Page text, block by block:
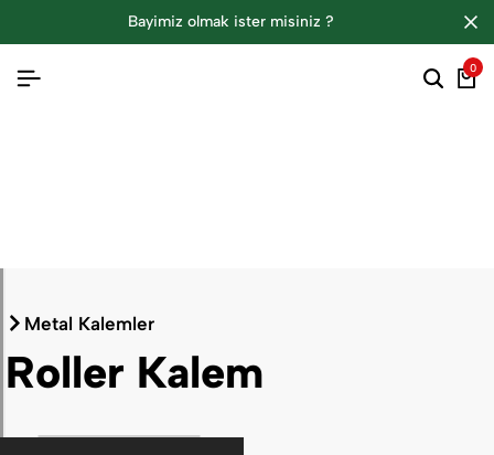
bayimiz olmak i̇ster misiniz ?
0
Metal Kalemler
Roller Kalem